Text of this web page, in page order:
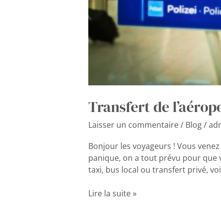
Transfert de
Laisser un commentaire/ Blog/
Bonjour les voyageurs ! Vous
panique, on a tout prévu pour que
taxi, bus local ou transfert privé,
Lire la suite »